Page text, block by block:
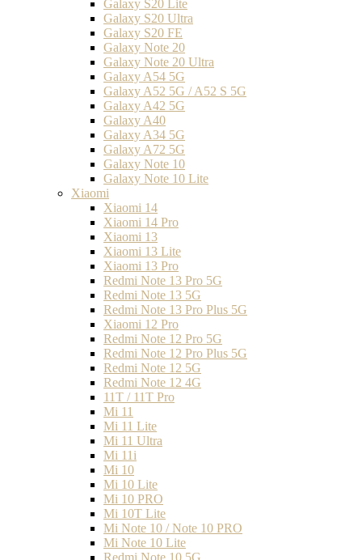
Galaxy S20 Lite
Galaxy S20 Ultra
Galaxy S20 FE
Galaxy Note 20
Galaxy Note 20 Ultra
Galaxy A54 5G
Galaxy A52 5G / A52 S 5G
Galaxy A42 5G
Galaxy A40
Galaxy A34 5G
Galaxy A72 5G
Galaxy Note 10
Galaxy Note 10 Lite
Xiaomi
Xiaomi 14
Xiaomi 14 Pro
Xiaomi 13
Xiaomi 13 Lite
Xiaomi 13 Pro
Redmi Note 13 Pro 5G
Redmi Note 13 5G
Redmi Note 13 Pro Plus 5G
Xiaomi 12 Pro
Redmi Note 12 Pro 5G
Redmi Note 12 Pro Plus 5G
Redmi Note 12 5G
Redmi Note 12 4G
11T / 11T Pro
Mi 11
Mi 11 Lite
Mi 11 Ultra
Mi 11i
Mi 10
Mi 10 Lite
Mi 10 PRO
Mi 10T Lite
Mi Note 10 / Note 10 PRO
Mi Note 10 Lite
Redmi Note 10 5G